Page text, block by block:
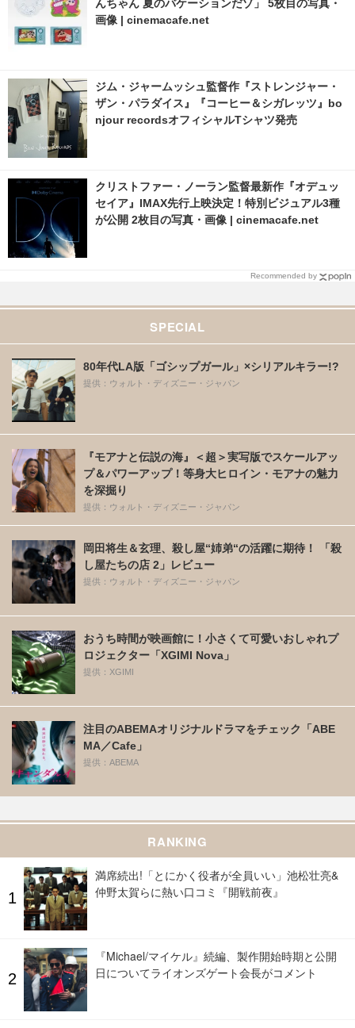
んちゃん 夏のバケーションだゾ」 5枚目の写真・
画像 | cinemacafe.net
ジム・ジャームッシュ監督作『ストレンジャー・
ザン・パラダイス』『コーヒー＆シガレッツ』bo
njour recordsオフィシャルTシャツ発売
クリストファー・ノーラン監督最新作『オデュッ
セイア』IMAX先行上映決定！特別ビジュアル3種
が公開 2枚目の写真・画像 | cinemacafe.net
Recommended by
SPECIAL
80年代LA版「ゴシップガール」×シリアルキラー!?
提供：ウォルト・ディズニー・ジャパン
『モアナと伝説の海』＜超＞実写版でスケールアッ
プ＆パワーアップ！等身大ヒロイン・モアナの魅力
を深掘り
提供：ウォルト・ディズニー・ジャパン
岡田将生＆玄理、殺し屋“姉弟“の活躍に期待！ 「殺
し屋たちの店 2」レビュー
提供：ウォルト・ディズニー・ジャパン
おうち時間が映画館に！小さくて可愛いおしゃれプ
ロジェクター「XGIMI Nova」
提供：XGIMI
注目のABEMAオリジナルドラマをチェック「ABE
MA／Cafe」
提供：ABEMA
RANKING
満席続出!「とにかく役者が全員いい」池松壮亮&
仲野太賀らに熱い口コミ『開戦前夜』
『Michael/マイケル』続編、製作開始時期と公開
日についてライオンズゲート会長がコメント